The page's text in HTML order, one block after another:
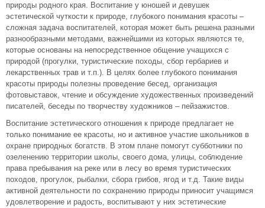
природы родного края. Воспитание у юношей и девушек
эстетической чуткости к природе, глубокого понимания красоты –
сложная задача воспитателей, которая может быть решена разными
разнообразными методами, важнейшими из которых являются те,
которые основаны на непосредственное общение учащихся с
природой (прогулки, туристические походы, сбор гербариев и
лекарственных трав и т.п.). В целях более глубокого понимания
красоты природы полезны проведение бесед, организация
фотовыставок, чтение и обсуждение художественных произведений
писателей, беседы по творчеству художников – пейзажистов.
Воспитание эстетического отношения к природе предлагает не
только понимание ее красоты, но и активное участие школьников в
охране природных богатств. В этом плане помогут субботники по
озеленению территории школы, своего дома, улицы, соблюдение
права пребывания на реке или в лесу во время туристических
походов, прогулок, рыбалки, сбора грибов, ягод и т.д. Такие виды
активной деятельности по сохранению природы приносит учащимся
удовлетворение и радость, воспитывают у них эстетические